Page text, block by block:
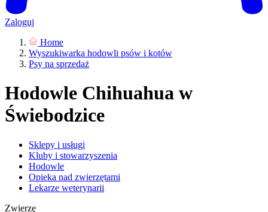
Zaloguj
Home
Wyszukiwarka hodowli psów i kotów
Psy na sprzedaż
Hodowle Chihuahua w
Świebodzice
Sklepy i usługi
Kluby i stowarzyszenia
Hodowle
Opieka nad zwierzętami
Lekarze weterynarii
Zwierzę